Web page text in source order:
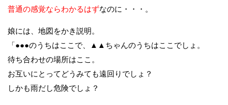
普通の感覚ならわかるはずなのに・・・。
娘には、地図をかき説明。
「●●●のうちはここで、▲▲ちゃんのうちはここでしょ。
待ち合わせの場所はここ。
お互いにとってどうみても遠回りでしょ？
しかも雨だし危険でしょ？